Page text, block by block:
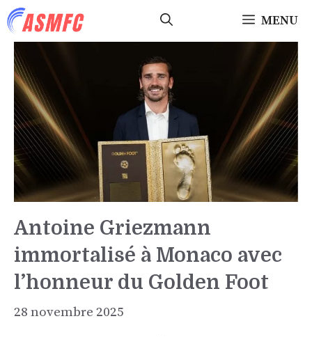
Aller
au
contenu
MENU
Antoine Griezmann
immortalisé à Monaco avec
l’honneur du Golden Foot
28 novembre 2025